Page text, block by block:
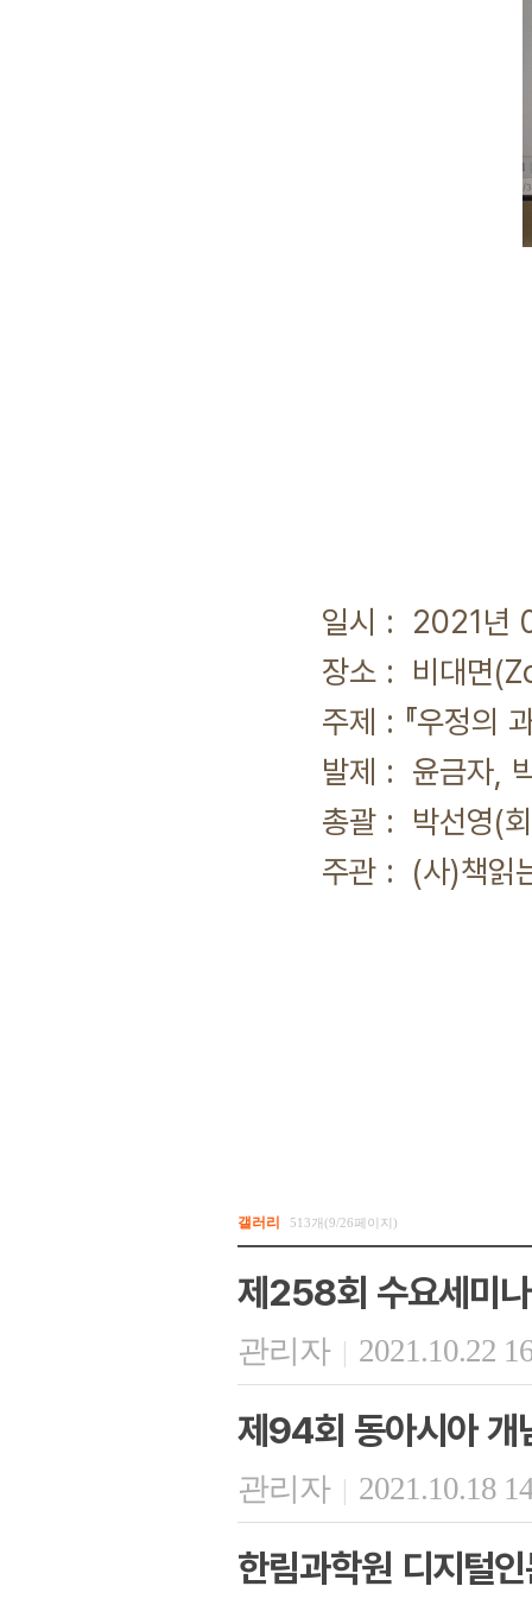
일시 : 2021년
장소 : 비대면
주제 : 『우정의 과
발제 : 윤금자, 박
총괄 : 박선영(회
주관 : (사)책읽는
갤러리 513개(9/26페이지)
제258회 수요세미나
관리자 | 2021.10.22
제94회 동아시아 개
관리자 | 2021.10.18
한림과학원 디지털